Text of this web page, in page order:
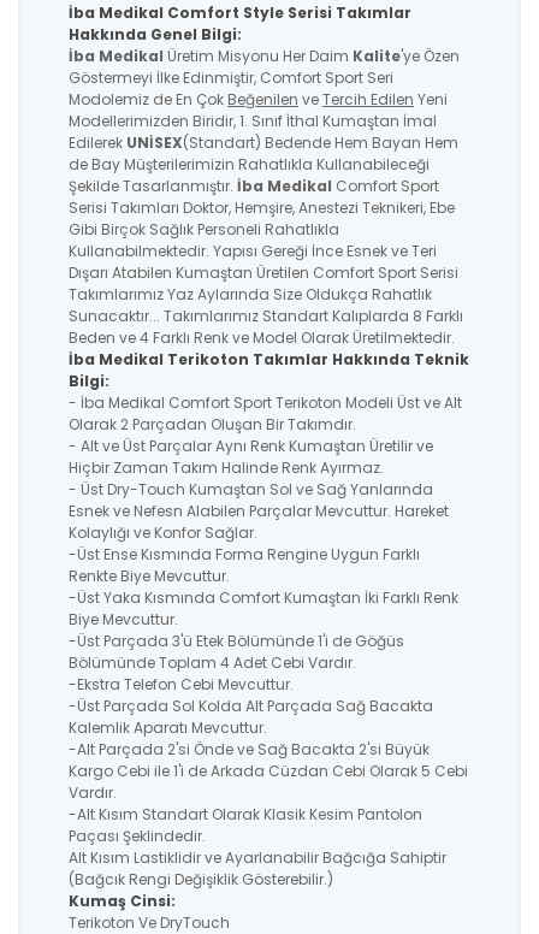
İba Medikal Comfort Style Serisi Takımlar
Hakkında Genel Bilgi:
İba Medikal Üretim Misyonu Her Daim Kalite'ye Özen
Göstermeyi İlke Edinmiştir, Comfort Sport Seri
Modolemiz de En Çok Beğenilen veTercih Edilen Yeni
Modellerimizden Biridir, 1. Sınıf İthal Kumaştan İmal
Edilerek UNİSEX(Standart) Bedende Hem Bayan Hem
de Bay Müşterilerimizin Rahatlıkla Kullanabileceği
Şekilde Tasarlanmıştır. İba Medikal Comfort Sport
Serisi Takımları Doktor, Hemşire, Anestezi Teknikeri, Ebe
Gibi Birçok Sağlık Personeli Rahatlıkla
Kullanabilmektedir. Yapısı Gereği İnce Esnek ve Teri
Dışarı Atabilen Kumaştan Üretilen Comfort Sport Serisi
Takımlarımız Yaz Aylarında Size Oldukça Rahatlık
Sunacaktır... Takımlarımız Standart Kalıplarda 8 Farklı
Beden ve 4 Farklı Renk ve Model Olarak Üretilmektedir.
İba Medikal Terikoton Takımlar Hakkında Teknik
Bilgi:
- İba Medikal Comfort Sport Terikoton Modeli Üst ve Alt
Olarak 2 Parçadan Oluşan Bir Takımdır.
- Alt ve Üst Parçalar Aynı Renk Kumaştan Üretilir ve
Hiçbir Zaman Takım Halinde Renk Ayırmaz.
- Üst Dry-Touch Kumaştan Sol ve Sağ Yanlarında
Esnek ve Nefesn Alabilen Parçalar Mevcuttur. Hareket
Kolaylığı ve Konfor Sağlar.
-Üst Ense Kısmında Forma Rengine Uygun Farklı
Renkte Biye Mevcuttur.
-Üst Yaka Kısmında Comfort Kumaştan İki Farklı Renk
Biye Mevcuttur.
-Üst Parçada 3'ü Etek Bölümünde 1'i de Göğüs
Bölümünde Toplam 4 Adet Cebi Vardır.
-Ekstra Telefon Cebi Mevcuttur.
-Üst Parçada Sol Kolda Alt Parçada Sağ Bacakta
Kalemlik Aparatı Mevcuttur.
-Alt Parçada 2'si Önde ve Sağ Bacakta 2'si Büyük
Kargo Cebi ile 1'i de Arkada Cüzdan Cebi Olarak 5 Cebi
Vardır.
-Alt Kısım Standart Olarak Klasik Kesim Pantolon
Paçası Şeklindedir.
Alt Kısım Lastiklidir ve Ayarlanabilir Bağcığa Sahiptir
(Bağcık Rengi Değişiklik Gösterebilir.)
Kumaş Cinsi:
Terikoton Ve DryTouch